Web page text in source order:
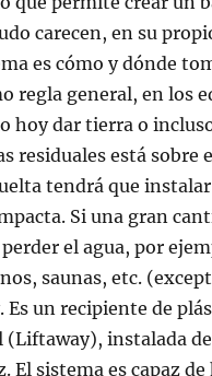
carecen, en su
es cómo y dónde
regla general, en los
hoy dar tierra o
residuales está sobre
tendrá que
Si una gran
el agua, por
saunas, etc.
un recipiente de
(Liftaway), instalada
El sistema es capaz